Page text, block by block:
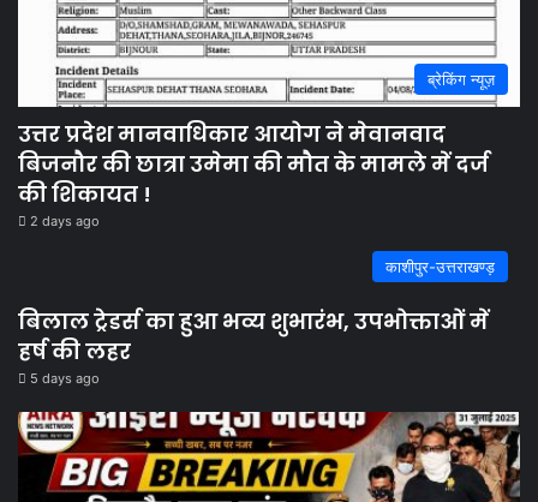
ब्रेकिंग न्यूज़
उत्तर प्रदेश मानवाधिकार आयोग ने मेवानवाद
बिजनौर की छात्रा उमेमा की मौत के मामले में दर्ज
की शिकायत !
2 days ago
काशीपुर-उत्तराखण्ड़
बिलाल ट्रेडर्स का हुआ भव्य शुभारंभ, उपभोक्ताओं में
हर्ष की लहर
5 days ago